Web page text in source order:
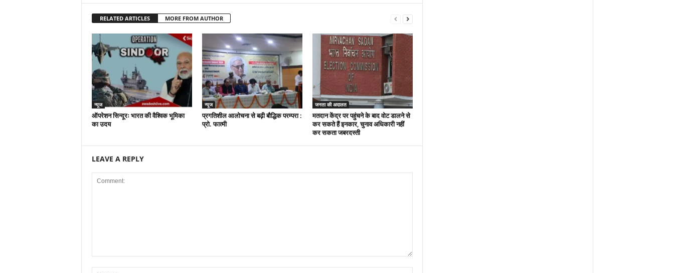
RELATED ARTICLES MORE FROM AUTHOR
न्यूज
ऑपरेशन सिन्दूरः भारत की वैश्विक भूमिका
का उदय
न्यूज
प्रगतिशील आलोचना से बढ़ी बौद्धिक परम्परा :
प्रो. फात्मी
जनता की अदालत
मतदान केंद्र पर पहुंचने के बाद वोट डालने से
कर सकते हैं इनकार, चुनाव अधिकारी नहीं
कर सकता जबरदस्ती
LEAVE A REPLY